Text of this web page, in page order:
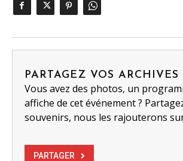
PARTAGEZ VOS ARCHIVES
Vous avez des photos, un
affiche de cet événement ?
souvenirs, nous les rajouterons
PARTAGER